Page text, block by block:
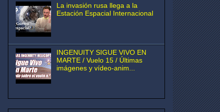
La invasión rusa llega a la
Estación Espacial Internacional
INGENUITY SIGUE VIVO EN
MARTE / Vuelo 15 / Últimas
imágenes y vídeo-anim...